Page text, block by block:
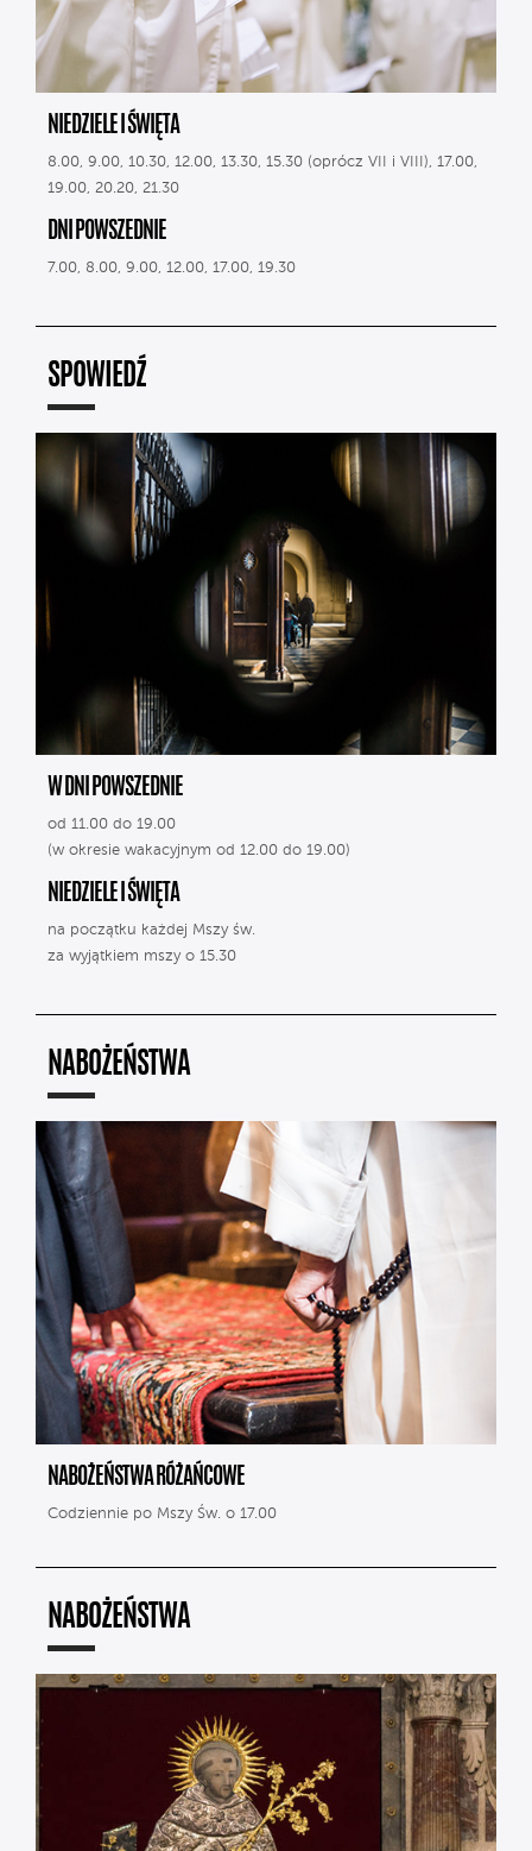
NIEDZIELE I ŚWIĘTA
8.00, 9.00, 10.30, 12.00, 13.30, 15.30 (oprócz VII i VIII), 17.00,
19.00, 20.20, 21.30
DNI POWSZEDNIE
7.00, 8.00, 9.00, 12.00, 17.00, 19.30
SPOWIEDŹ
W DNI POWSZEDNIE
od 11.00 do 19.00
(w okresie wakacyjnym od 12.00 do 19.00)
NIEDZIELE I ŚWIĘTA
na początku każdej Mszy św.
za wyjątkiem mszy o 15.30
NABOŻEŃSTWA
NABOŻEŃSTWA RÓŻAŃCOWE
Codziennie po Mszy Św. o 17.00
NABOŻEŃSTWA